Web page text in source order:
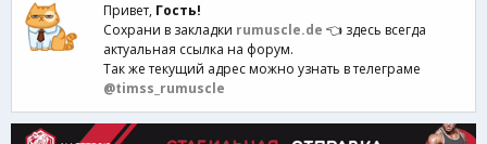
Привет, Гость!
Сохрани в закладки rumuscle.de 👈 здесь всегда
актуальная ссылка на форум.
Так же текущий адрес можно узнать в телеграме
@timss_rumuscle